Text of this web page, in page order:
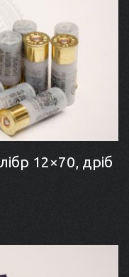
12×70, дріб